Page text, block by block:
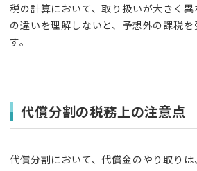
税の計算において、取り扱いが大きく
の違いを理解しないと、予想外の課税
す。
代償分割の税務上の注意点
代償分割において、代償金のやり取り